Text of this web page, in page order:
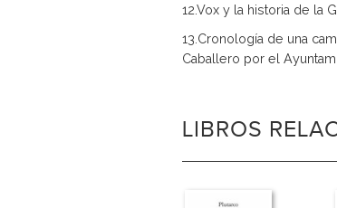
12.Vox y la historia de la
13.Cronología de una
Caballero por el
LIBROS